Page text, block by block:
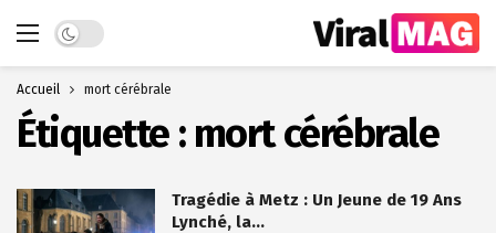
Dark mode
Accueil mort cérébrale
Étiquette : mort cérébrale
Tragédie à Metz : Un Jeune de 19 Ans
Lynché, la…